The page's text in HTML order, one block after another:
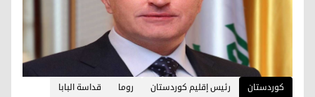
کوردستان رئيس إقليم كوردستان روما قداسة البابا